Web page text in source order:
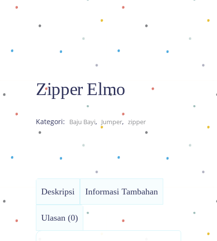
Zipper Elmo
Kategori: Baju Bayi, Jumper, zipper
Deskripsi Informasi Tambahan
Ulasan (0)